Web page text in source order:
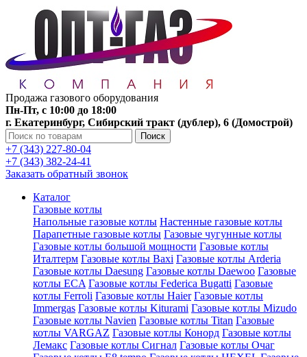
Продажа газового оборудования
Пн-Пт, с 10:00 до 18:00
г. Екатеринбург, Сибирский тракт (дублер), 6 (Домострой)
Поиск
+7 (343) 227-80-04
+7 (343) 382-24-41
Заказать обратный звонок
Каталог
Газовые котлы
Напольные газовые котлы Настенные газовые котлы
Парапетные газовые котлы Газовые чугунные котлы
Газовые котлы большой мощности Газовые котлы
Италтерм Газовые котлы Baxi Газовые котлы Arderia
Газовые котлы Daesung Газовые котлы Daewoo Газовые
котлы ECA Газовые котлы Federica Bugatti Газовые
котлы Ferroli Газовые котлы Haier Газовые котлы
Immergas Газовые котлы Kiturami Газовые котлы Mizudo
Газовые котлы Navien Газовые котлы Titan Газовые
котлы VARGAZ Газовые котлы Конорд Газовые котлы
Лемакс Газовые котлы Сигнал Газовые котлы Очаг